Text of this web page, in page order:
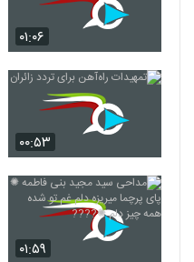
۰۱:۰۶
۰۰:۵۳
۰۱:۵۹